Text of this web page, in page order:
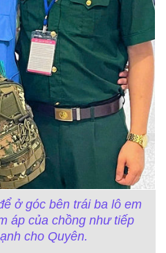
ở góc bên trái ba lô em
áp của chồng như tiếp
cho Quyên.